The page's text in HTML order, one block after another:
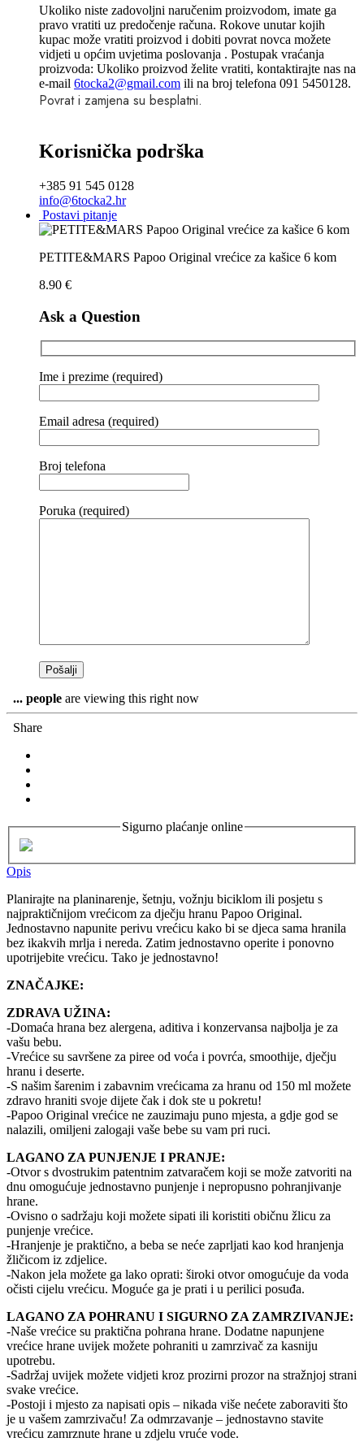
Ukoliko niste zadovoljni naručenim proizvodom, imate ga
pravo vratiti uz predočenje računa. Rokove unutar kojih
kupac može vratiti proizvod i dobiti povrat novca možete
vidjeti u općim uvjetima poslovanja . Postupak vraćanja
proizvoda: Ukoliko proizvod želite vratiti, kontaktirajte nas na
e-mail 6tocka2@gmail.com ili na broj telefona 091 5450128.
Povrat i zamjena su besplatni.
Korisnička podrška
+385 91 545 0128
info@6tocka2.hr
Postavi pitanje
PETITE&MARS Papoo Original vrećice za kašice 6 kom
8.90 €
Ask a Question
Ime i prezime (required)
Email adresa (required)
Broj telefona
Poruka (required)
... people are viewing this right now
Share
Sigurno plaćanje online
Opis
Planirajte na planinarenje, šetnju, vožnju biciklom ili posjetu s
najpraktičnijom vrećicom za dječju hranu Papoo Original.
Jednostavno napunite perivu vrećicu kako bi se djeca sama hranila
bez ikakvih mrlja i nereda. Zatim jednostavno operite i ponovno
upotrijebite vrećicu. Tako je jednostavno!
ZNAČAJKE:
ZDRAVA UŽINA:
-Domaća hrana bez alergena, aditiva i konzervansa najbolja je za
vašu bebu.
-Vrećice su savršene za piree od voća i povrća, smoothije, dječju
hranu i deserte.
-S našim šarenim i zabavnim vrećicama za hranu od 150 ml možete
zdravo hraniti svoje dijete čak i dok ste u pokretu!
-Papoo Original vrećice ne zauzimaju puno mjesta, a gdje god se
nalazili, omiljeni zalogaji vaše bebe su vam pri ruci.
LAGANO ZA PUNJENJE I PRANJE:
-Otvor s dvostrukim patentnim zatvaračem koji se može zatvoriti na
dnu omogućuje jednostavno punjenje i nepropusno pohranjivanje
hrane.
-Ovisno o sadržaju koji možete sipati ili koristiti običnu žlicu za
punjenje vrećice.
-Hranjenje je praktično, a beba se neće zaprljati kao kod hranjenja
žličicom iz zdjelice.
-Nakon jela možete ga lako oprati: široki otvor omogućuje da voda
očisti cijelu vrećicu. Moguće ga je prati i u perilici posuđa.
LAGANO ZA POHRANU I SIGURNO ZA ZAMRZIVANJE:
-Naše vrećice su praktična pohrana hrane. Dodatne napunjene
vrećice hrane uvijek možete pohraniti u zamrzivač za kasniju
upotrebu.
-Sadržaj uvijek možete vidjeti kroz prozirni prozor na stražnjoj strani
svake vrećice.
-Postoji i mjesto za napisati opis – nikada više nećete zaboraviti što
je u vašem zamrzivaču! Za odmrzavanje – jednostavno stavite
vrećicu zamrznute hrane u zdjelu vruće vode.